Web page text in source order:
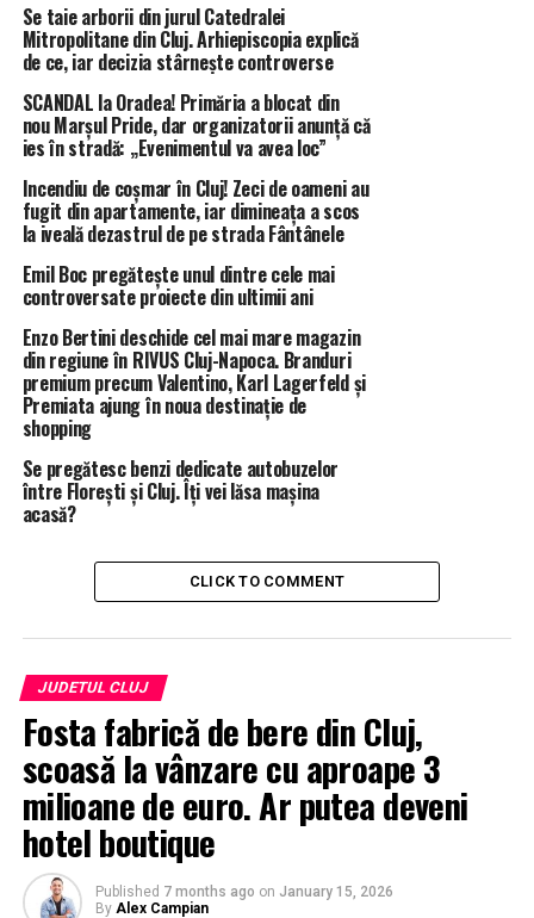
Se taie arborii din jurul Catedralei
Mitropolitane din Cluj. Arhiepiscopia explică
de ce, iar decizia stârnește controverse
SCANDAL la Oradea! Primăria a blocat din
nou Marșul Pride, dar organizatorii anunță că
ies în stradă: „Evenimentul va avea loc”
Incendiu de coșmar în Cluj! Zeci de oameni au
fugit din apartamente, iar dimineața a scos
la iveală dezastrul de pe strada Fântânele
Emil Boc pregătește unul dintre cele mai
controversate proiecte din ultimii ani
Enzo Bertini deschide cel mai mare magazin
din regiune în RIVUS Cluj-Napoca. Branduri
premium precum Valentino, Karl Lagerfeld și
Premiata ajung în noua destinație de
shopping
Se pregătesc benzi dedicate autobuzelor
între Florești și Cluj. Îți vei lăsa mașina
acasă?
CLICK TO COMMENT
JUDETUL CLUJ
Fosta fabrică de bere din Cluj,
scoasă la vânzare cu aproape 3
milioane de euro. Ar putea deveni
hotel boutique
Published 7 months ago on January 15, 2026
By Alex Campian